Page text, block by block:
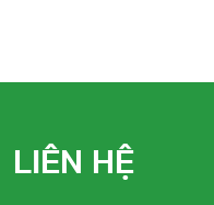
LIÊN HỆ